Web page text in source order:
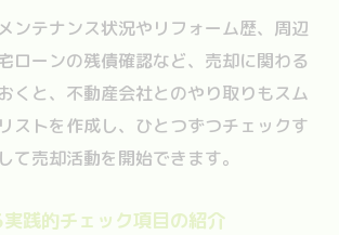
ンテナンス状況やリフォーム歴、周辺
ローンの残債確認など、売却に関わる
くと、不動産会社とのやり取りもスム
ストを作成し、ひとつずつチェックす
て売却活動を開始できます。
践的チェック項目の紹介